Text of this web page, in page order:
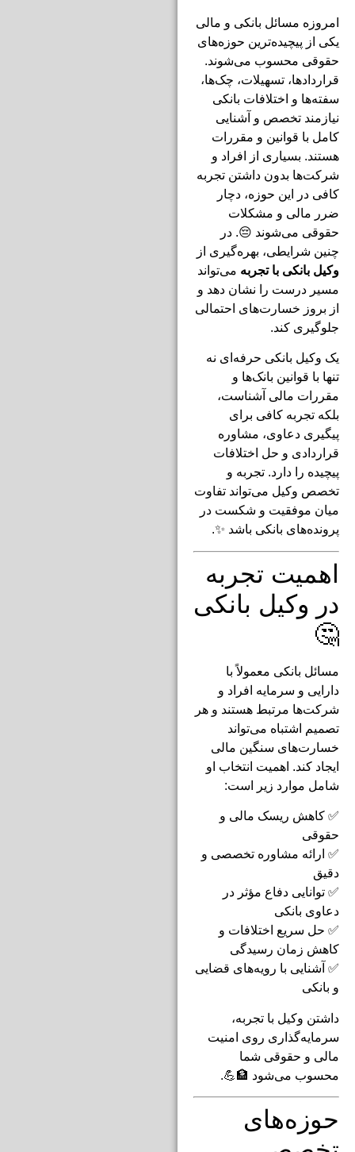
امروزه مسائل بانکی و مالی
یکی از پیچیده‌ترین حوزه‌های
حقوقی محسوب می‌شوند.
قراردادها، تسهیلات، چک‌ها،
سفته‌ها و اختلافات بانکی
نیازمند تخصص و آشنایی
کامل با قوانین و مقررات
هستند. بسیاری از افراد و
شرکت‌ها بدون داشتن تجربه
کافی در این حوزه، دچار
ضرر مالی و مشکلات
حقوقی می‌شوند 😔. در
چنین شرایطی، بهره‌گیری از
وکیل بانکی با تجربه می‌تواند
مسیر درست را نشان دهد و
از بروز خسارت‌های احتمالی
جلوگیری کند.
یک وکیل بانکی حرفه‌ای نه
تنها با قوانین بانک‌ها و
مقررات مالی آشناست،
بلکه تجربه کافی برای
پیگیری دعاوی، مشاوره
قراردادی و حل اختلافات
پیچیده را دارد. تجربه و
تخصص وکیل می‌تواند تفاوت
میان موفقیت و شکست در
پرونده‌های بانکی باشد ✨.
اهمیت تجربه
در وکیل بانکی
🤔
مسائل بانکی معمولاً با
دارایی و سرمایه افراد و
شرکت‌ها مرتبط هستند و هر
تصمیم اشتباه می‌تواند
خسارت‌های سنگین مالی
ایجاد کند. اهمیت انتخاب او
شامل موارد زیر است:
✅ کاهش ریسک مالی و
حقوقی
✅ ارائه مشاوره تخصصی و
دقیق
✅ توانایی دفاع مؤثر در
دعاوی بانکی
✅ حل سریع اختلافات و
کاهش زمان رسیدگی
✅ آشنایی با رویه‌های قضایی
و بانکی
داشتن وکیل با تجربه،
سرمایه‌گذاری روی امنیت
مالی و حقوقی شما
محسوب می‌شود 🏦💪.
حوزه‌های